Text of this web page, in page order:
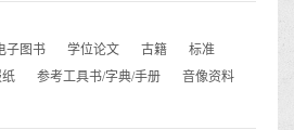
子图书 学位论文 古籍
标准
参考工具书/字典/手册
音像资料